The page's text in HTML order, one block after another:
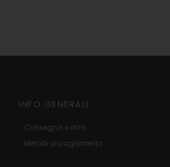
INFO GENERALI
Consegna e ritiro
Metodi di pagamento